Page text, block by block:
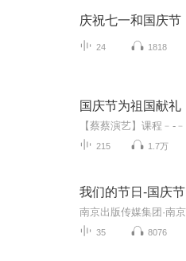
庆祝七一和国庆节
24 1818
国庆节为祖国献礼
215 1.7万
我们的节日-国庆节
35 8076